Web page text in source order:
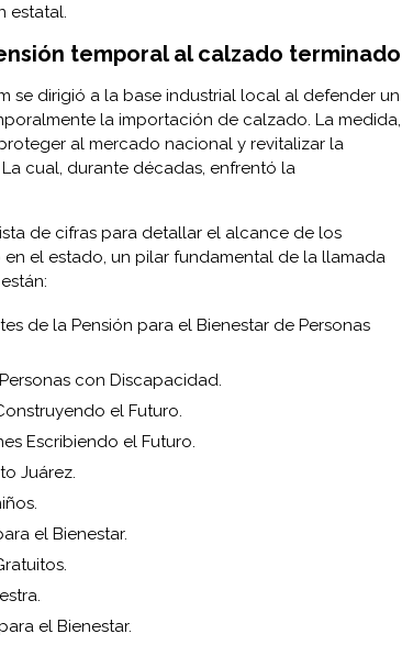
estatal.
temporal al calzado terminado
se dirigió a la base industrial local al defender un
la importación de calzado. La medida,
al mercado nacional y revitalizar la
cual, durante décadas, enfrentó la
de cifras para detallar el alcance de los
el estado, un pilar fundamental de la llamada
de la Pensión para el Bienestar de Personas
con Discapacidad.
el Futuro.
Escribiendo el Futuro.
Juárez.
el Bienestar.
el Bienestar.